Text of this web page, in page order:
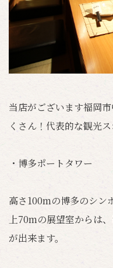
当店がございます福岡
くさん！代表的な観光
・博多ポートタワー
高さ100mの博多のシン
上70mの展望室からは
が出来ます。